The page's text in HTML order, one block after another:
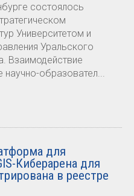
состоялось
Университетом и
Уральского
Взаимодействие
образовател...
для
Киберарена для
в реестре